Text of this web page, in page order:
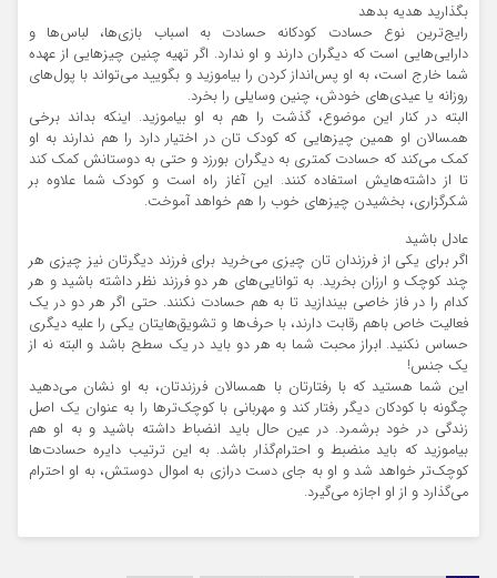
بگذارید هدیه بدهد
رایج‌ترین نوع حسادت کودکانه حسادت به اسباب بازی‌ها، لباس‌ها و
دارایی‌هایی است که دیگران دارند و او ندارد. اگر تهیه چنین چیزهایی از عهده
شما خارج است، به او پس‌انداز کردن را بیاموزید و بگویید می‌تواند با پول‌های
روزانه یا عیدی‌های خودش، چنین وسایلی را بخرد.
البته در كنار این موضوع، گذشت را هم به او بیاموزید. اینکه بداند برخی
همسالان او همین چیزهایی که کودک تان در اختیار دارد را هم ندارند به او
کمک می‌کند كه حسادت کمتری به دیگران بورزد و حتی به دوستانش کمک کند
تا از داشته‌هایش استفاده کنند. این آغاز راه است و کودک شما علاوه بر
شکرگزاری، بخشیدن چیزهای خوب را هم خواهد آموخت.
عادل باشید
اگر برای یکی از فرزندان تان چیزی می‌خرید برای فرزند دیگرتان نیز چیزی هر
چند کوچک و ارزان بخرید. به توانایی‌های هر دو فرزند نظر داشته باشید و هر
کدام را در فاز خاصی بیندازید تا به هم حسادت نکنند. حتی اگر هر دو در یک
فعالیت خاص باهم رقابت دارند، با حرف‌ها و تشویق‌هایتان یکی را علیه دیگری
حساس نکنید. ابراز محبت شما به هر دو باید در یک سطح باشد و البته نه از
یک جنس!
این شما هستید که با رفتارتان با همسالان فرزندتان، به او نشان می‌دهید
چگونه با کودکان دیگر رفتار کند و مهربانی با کوچک‌ترها را به عنوان یک اصل
زندگی در خود برشمرد. در عین حال باید انضباط داشته باشید و به او هم
بیاموزید که باید منضبط و احترام‌گذار باشد. به این ترتیب دایره حسادت‌ها
کوچک‌تر خواهد شد و او به جای دست درازی به اموال دوستش، به او احترام
می‌گذارد و از او اجازه می‌گیرد.